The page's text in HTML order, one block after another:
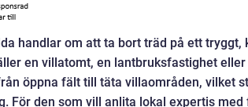
handlar om att ta bort träd på ett
en villatomt, en lantbruksfastighet
öppna fält till täta villaområden, vilket
För den som vill anlita lokal expertis